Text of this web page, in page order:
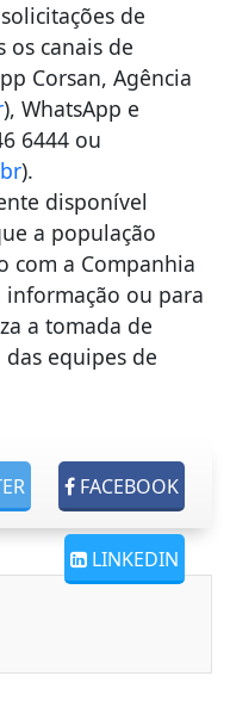
de
os canais de
Corsan, Agência
), WhatsApp e
6444 ou
).
disponível
a população
com a Companhia
informação ou para
a tomada de
equipes de
FACEBOOK
LINKEDIN